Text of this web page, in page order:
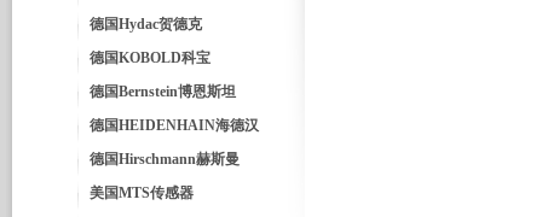
德国Hydac贺德克
德国KOBOLD科宝
德国Bernstein博恩斯坦
德国HEIDENHAIN海德汉
德国Hirschmann赫斯曼
美国MTS传感器